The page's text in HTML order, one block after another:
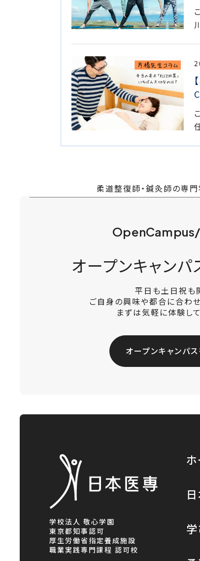
柔道整復師・鍼灸師の専
オープンキャンパ
平日も土日祝も
ご自身の興味や都合に合わ
まずは気軽に体験し
オープンキャンパ
学校法人 敬心学園
東京都知事認可
厚生労働省指定養成施設
職業実践専門課程 認可校